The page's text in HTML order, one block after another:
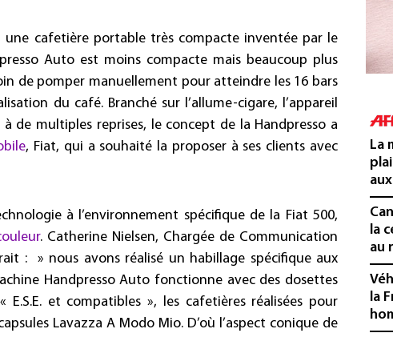
une cafetière portable très compacte inventée par le
Auto est moins compacte mais beaucoup plus
de pomper manuellement pour atteindre les 16 bars
du café. Branché sur l’allume-cigare, l’appareil
de multiples reprises, le concept de la Handpresso a
, Fiat, qui a souhaité la proposer à ses clients avec
à l’environnement spécifique de la Fiat 500,
. Catherine Nielsen, Chargée de Communication
: » nous avons réalisé un habillage spécifique aux
Handpresso Auto fonctionne avec des dosettes
et compatibles », les cafetières réalisées pour
Lavazza A Modo Mio. D’où l’aspect conique de
La
la
au
la